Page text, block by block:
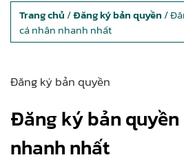
Trang chủ /Đăng ký bản quyền /
cá nhân nhanh nhất
Đăng ký bản quyền
Đăng ký bản
nhanh nhất